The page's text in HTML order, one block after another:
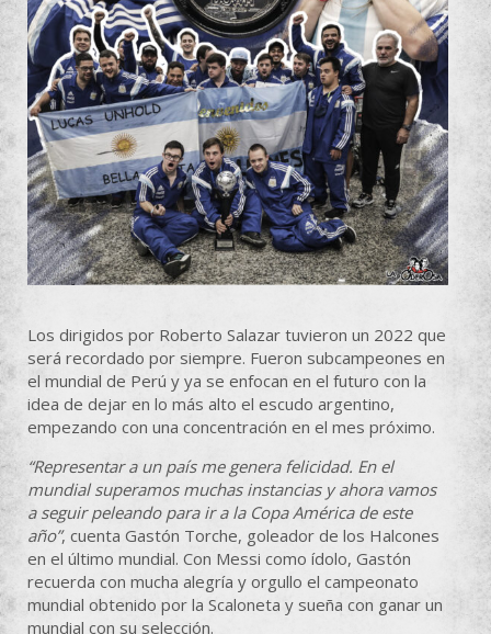
Los dirigidos por Roberto Salazar tuvieron un 2022 que
será recordado por siempre. Fueron subcampeones en
el mundial de Perú y ya se enfocan en el futuro con la
idea de dejar en lo más alto el escudo argentino,
empezando con una concentración en el mes próximo.
“Representar a un país me genera felicidad. En el
mundial superamos muchas instancias y ahora vamos
a seguir peleando para ir a la Copa América de este
año”, cuenta Gastón Torche, goleador de los Halcones
en el último mundial. Con Messi como ídolo, Gastón
recuerda con mucha alegría y orgullo el campeonato
mundial obtenido por la Scaloneta y sueña con ganar un
mundial con su selección.